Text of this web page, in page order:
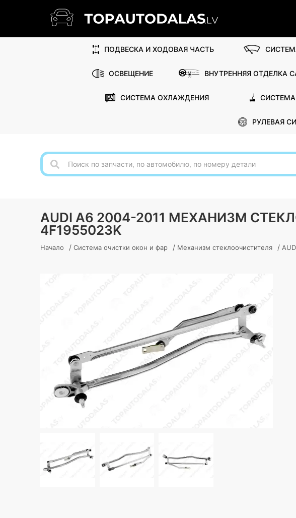
ПОДВЕСКА И ХОДОВАЯ ЧАСТЬ
ОСВЕЩЕНИЕ ВНУТРЕННЯЯ ОТДЕЛКА
СИСТЕМА ОХЛАЖДЕНИЯ
РУЛЕВАЯ
AUDI A6 2004-2011 МЕХАНИЗМ
4F1955023K
Начало / Система очистки окон и фар / Механизм стеклоочистителя /